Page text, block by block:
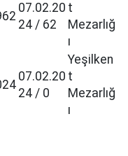
07.02.20
24 / 62
t
Mezarlığ
ı
07.02.20
24 / 0
Yeşilken
t
Mezarlığ
ı